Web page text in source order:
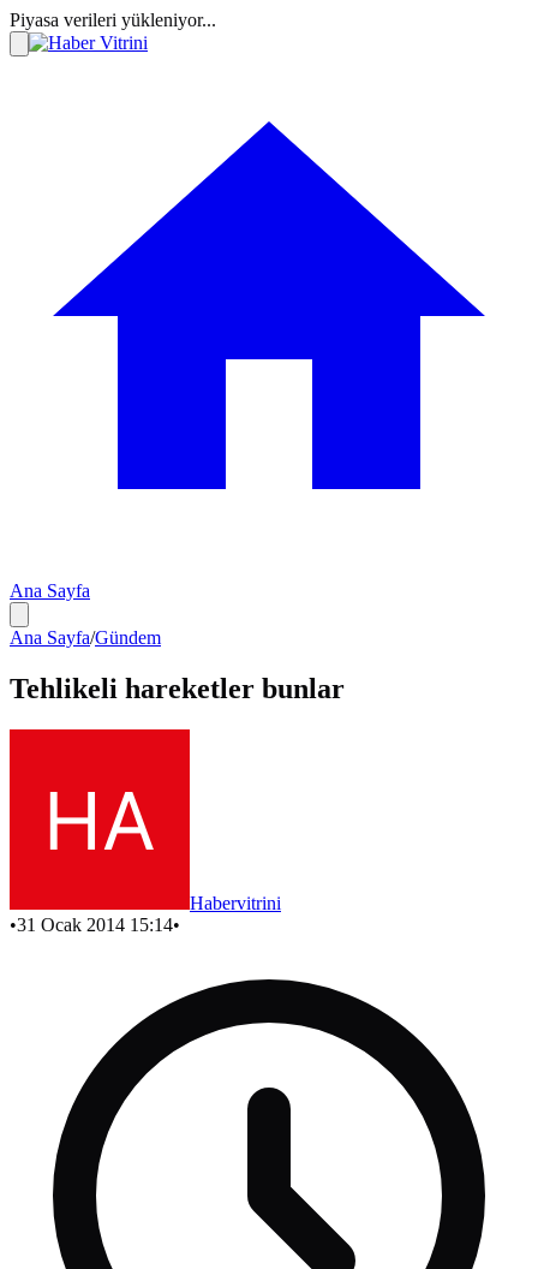
Piyasa verileri yükleniyor...
Ana Sayfa
Ana Sayfa/Gündem
Tehlikeli hareketler bunlar
Habervitrini
•31 Ocak 2014 15:14•